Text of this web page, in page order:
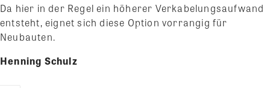
Da hier in der Regel ein höherer Verkabelungsaufwand
entsteht, eignet sich diese Option vorrangig für
Neubauten.
Henning Schulz